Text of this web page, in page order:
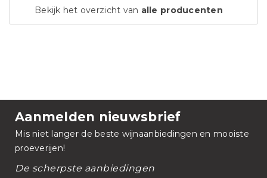
Bekijk het overzicht van alle producenten
Aanmelden nieuwsbrief
Mis niet langer de beste wijnaanbiedingen en mooiste
proeverijen!
De scherpste aanbiedingen